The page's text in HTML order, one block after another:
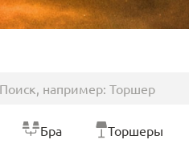
Бра Торшеры